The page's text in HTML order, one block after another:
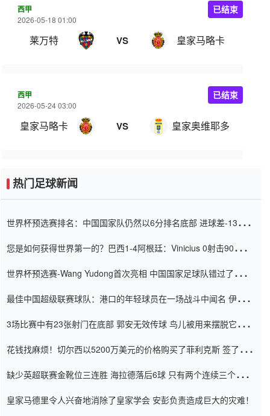
西甲
2026-05-18 01:00
莱万特 VS 皇家马略卡
已结束
西甲
2026-05-24 03:00
皇家马略卡 VS 皇家奥维耶多
已结束
热门足球新闻
世界杯预选赛排名：中国国家队仍然以6分排名底部 进球差-13令人
您是如何获得世界第一的？巴西1-4阿根廷：Vinicius 0射击90分钟
世界杯预选赛-Wang Yudong首次亮相 中国国家足球队错过了世界
最佳中国超级联赛球队：港口的年轻球员在一场战斗中闻名 伊万放
3场比赛中有23张射门在底部 郭安无效传球 鸟儿被用来摆脱它
花钱找麻烦！切尔西以5200万美元的价格购买了菲利克斯 签了7年
缺少英超联赛金靴位三连胜 海拉德落后6球 只有两个连续三个连续
皇家马德里令人兴奋地消除了皇家学会 安彭负责造成巨大的灾难！